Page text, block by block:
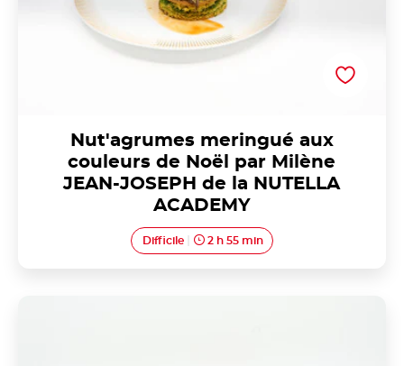
Nut'agrumes meringué aux
couleurs de Noël par Milène
JEAN-JOSEPH de la NUTELLA
ACADEMY
Difficile 2 h 55 min